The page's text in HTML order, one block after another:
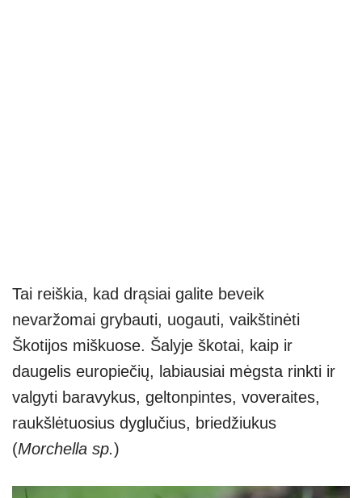
Tai reiškia, kad drąsiai galite beveik
nevaržomai grybauti, uogauti, vaikštinėti
Škotijos miškuose. Šalyje škotai, kaip ir
daugelis europiečių, labiausiai mėgsta rinkti ir
valgyti baravykus, geltonpintes, voveraites,
raukšlėtuosius dyglučius, briedžiukus
(Morchella sp.)